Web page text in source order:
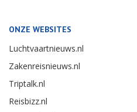
ONZE WEBSITES
Luchtvaartnieuws.nl
Zakenreisnieuws.nl
Triptalk.nl
Reisbizz.nl